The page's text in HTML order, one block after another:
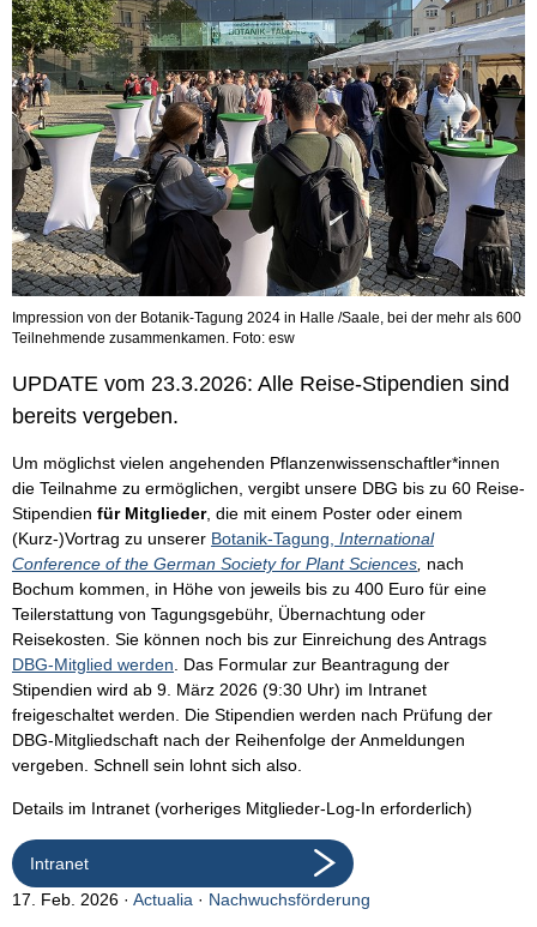
Impression von der Botanik-Tagung 2024 in Halle /Saale, bei der mehr als 600
Teilnehmende zusammenkamen. Foto: esw
UPDATE vom 23.3.2026: Alle Reise-Stipendien sind
bereits vergeben.
Um möglichst vielen angehenden Pflanzenwissenschaftler*innen
die Teilnahme zu ermöglichen, vergibt unsere DBG bis zu 60 Reise-
Stipendien für Mitglieder, die mit einem Poster oder einem
(Kurz-)Vortrag zu unserer Botanik-Tagung, International
Conference of the German Society for Plant Sciences nach
Bochum kommen, in Höhe von jeweils bis zu 400 Euro für eine
Teilerstattung von Tagungsgebühr, Übernachtung oder
Reisekosten. Sie können noch bis zur Einreichung des Antrags
DBG-Mitglied werden . Das Formular zur Beantragung der
Stipendien wird ab 9. März 2026 (9:30 Uhr) im Intranet
freigeschaltet werden. Die Stipendien werden nach Prüfung der
DBG-Mitgliedschaft nach der Reihenfolge der Anmeldungen
vergeben. Schnell sein lohnt sich also.
Details im Intranet (vorheriges Mitglieder-Log-In erforderlich)
Intranet
17. Feb. 2026
Actualia · Nachwuchsförderung